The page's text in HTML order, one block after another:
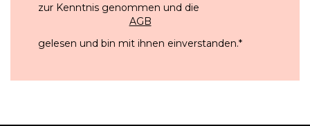
zur Kenntnis genommen und die
AGB
gelesen und bin mit ihnen einverstanden.*